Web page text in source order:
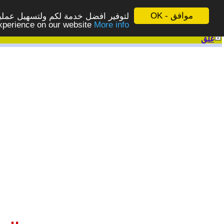
موافق - OK
لتوفير افضل خدمة لكم ولتسهيل
on our website More info - المزيد
غلق